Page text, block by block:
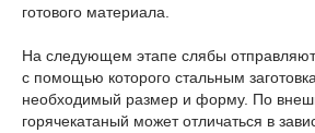
готового материала.
На следующем этапе слябы отправляют
с помощью которого стальным
необходимый размер и форму. По
горячекатаный может отличаться в